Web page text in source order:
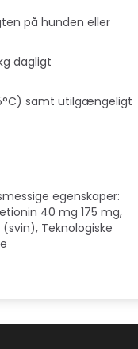
på hunden eller
dagligt
samt utilgængeligt
egenskaper:
40 mg 175 mg,
Teknologiske